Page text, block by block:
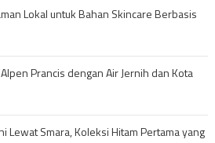
Lokal untuk Bahan Skincare Berbasis
Prancis dengan Air Jernih dan Kota
Lewat Smara, Koleksi Hitam Pertama yang